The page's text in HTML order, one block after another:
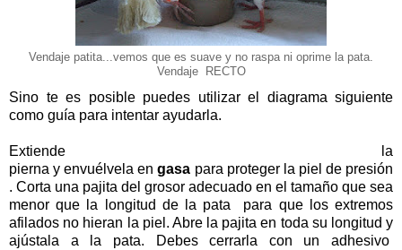
Vendaje patita...vemos que es suave y no raspa ni oprime la pata.
Vendaje RECTO
Sino te es posible puedes utilizar el diagrama siguiente
como guía para intentar ayudarla.
Extiende la
pierna y envuélvela engasa para proteger la piel de presión
. Corta una pajita del grosor adecuado en el tamaño que sea
menor que la longitud de la pata para que los extremos
afilados no hieran la piel. Abre la pajita en toda su longitud y
ajústala a la pata. Debes cerrarla con un adhesivo